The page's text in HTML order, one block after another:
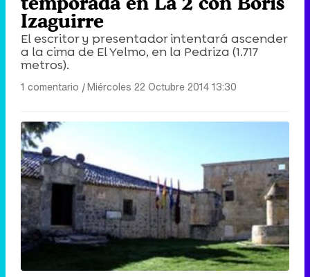
Izaguirre
El escritor y presentador intentará ascender
a la cima de El Yelmo, en la Pedriza (1.717
metros).
1 comentario |Miércoles 22 Octubre 2014 13:30